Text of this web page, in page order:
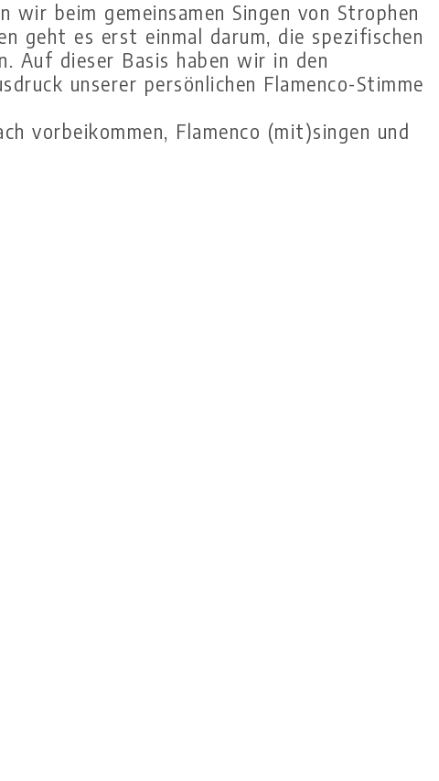
beim gemeinsamen Singen von Strophen
geht es erst einmal darum, die spezifischen
Auf dieser Basis haben wir in den
unserer persönlichen Flamenco-Stimme
vorbeikommen, Flamenco (mit)singen und